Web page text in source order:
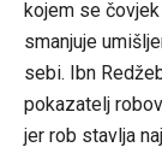
kojem se
smanjuje
sebi. Ibn
pokazatelj
jer rob stavlja